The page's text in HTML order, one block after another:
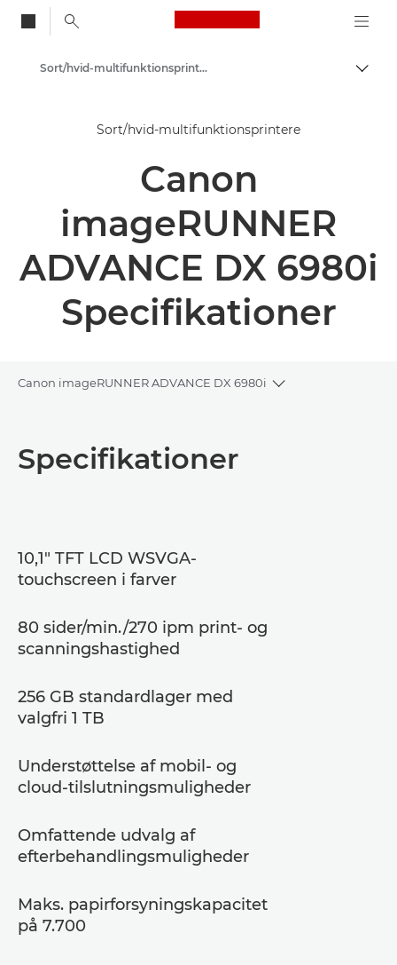
Canon Logo, back
Skift
Løsninger og services
Multifunktionsprintere – Alt-i-Én-printere
Sort/hvid-multifunktionsprintere
Sort/hvid-multifunktionsprintere
Canon
imageRUNNER
ADVANCE DX 6980i
Specifikationer
Canon imageRUNNER ADVANCE DX 6980i
Toggle
Specifikationer
PDF-download
Specifikationer
10,1" TFT LCD WSVGA-
touchscreen i farver
80 sider/min./270 ipm print- og
scanningshastighed
256 GB standardlager med
valgfri 1 TB
Understøttelse af mobil- og
cloud-tilslutningsmuligheder
Omfattende udvalg af
efterbehandlingsmuligheder
Maks. papirforsyningskapacitet
på 7.700